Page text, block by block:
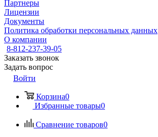
Партнеры
Лицензии
Документы
Политика обработки персональных данных
О компании
8-812-237-39-05
Заказать звонок
Задать вопрос
Войти
Корзина0
Избранные товары0
Сравнение товаров0